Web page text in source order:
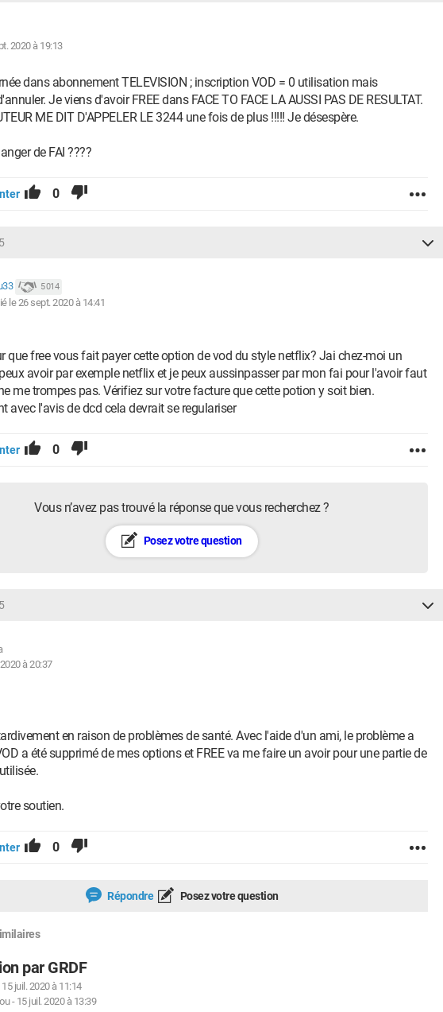
2020 à 19:13
dans abonnement TELEVISION ; inscription VOD = 0 utilisation mais
Je viens d'avoir FREE dans FACE TO FACE LA AUSSI PAS DE RESULTAT.
ME DIT D'APPELER LE 3244 une fois de plus !!!!! Je désespère.
de FAI ????
0
5 014
le 26 sept. 2020 à 14:41
que free vous fait payer cette option de vod du style netflix? Jai chez-moi un
avoir par exemple netflix et je peux aussinpasser par mon fai pour l'avoir faut
me trompes pas. Vérifiez sur votre facture que cette potion y soit bien.
avec l'avis de dcd cela devrait se regulariser
0
Vous n’avez pas trouvé la réponse que vous recherchez ?
Posez votre question
à 20:37
en raison de problèmes de santé. Avec l'aide d'un ami, le problème a
a été supprimé de mes options et FREE va me faire un avoir pour une partie de
soutien.
0
Répondre Posez votre question
par GRDF
15 juil. 2020 à 11:14
- 15 juil. 2020 à 13:39